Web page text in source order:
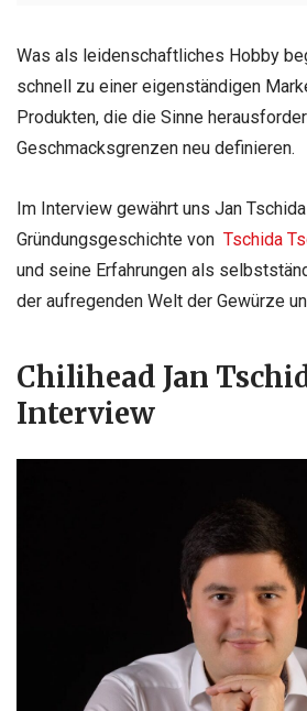
Was als leidenschaftliches Hobby
schnell zu einer eigenständigen
Produkten, die die Sinne
Geschmacksgrenzen neu definieren.
Im Interview gewährt uns Jan
Gründungsgeschichte von Tschida
und seine Erfahrungen als
der aufregenden Welt der Gewürze
Chilihead Jan
Interview